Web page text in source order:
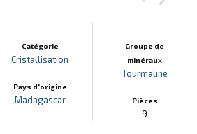
Catégorie
Cristallisation
Pays d'origine
Madagascar
Groupe de
minéraux
Tourmaline
Pièces
9